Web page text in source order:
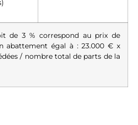
)
de 3 % correspond au prix de
abattement égal à : 23.000 € x
/ nombre total de parts de la